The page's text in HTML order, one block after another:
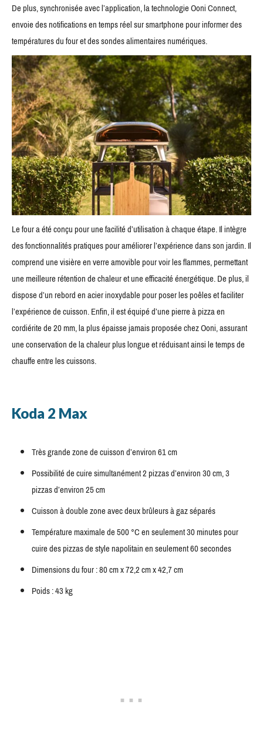
De plus, synchronisée avec l’application, la technologie Ooni Connect,
envoie des notifications en temps réel sur smartphone pour informer des
températures du four et des sondes alimentaires numériques.
Le four a été conçu pour une facilité d’utilisation à chaque étape. Il intègre
des fonctionnalités pratiques pour améliorer l’expérience dans son jardin. Il
comprend une visière en verre amovible pour voir les flammes, permettant
une meilleure rétention de chaleur et une efficacité énergétique. De plus, il
dispose d’un rebord en acier inoxydable pour poser les poêles et faciliter
l’expérience de cuisson. Enfin, il est équipé d’une pierre à pizza en
cordiérite de 20 mm, la plus épaisse jamais proposée chez Ooni, assurant
une conservation de la chaleur plus longue et réduisant ainsi le temps de
chauffe entre les cuissons.
Koda 2 Max
Très grande zone de cuisson d’environ 61 cm
Possibilité de cuire simultanément 2 pizzas d’environ 30 cm, 3
pizzas d’environ 25 cm
Cuisson à double zone avec deux brûleurs à gaz séparés
Température maximale de 500 °C en seulement 30 minutes pour
cuire des pizzas de style napolitain en seulement 60 secondes
Dimensions du four : 80 cm x 72,2 cm x 42,7 cm
Poids : 43 kg